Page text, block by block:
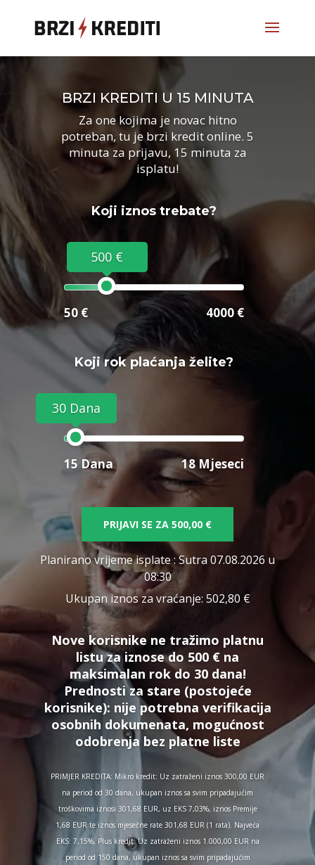
BRZI KREDITI U 15 MINUTA
Za one kojima je novac hitno
potreban, tu je brzi kredit online. 5
minuta za prijavu, 15 minuta za
isplatu!
Koji iznos trebate?
500 €
50 € 4000 €
Koji rok plaćanja želite?
30 Dana
15 Dana 18 Mjeseci
PRIJAVI SE ZA 500,00 €
Planirano vrijeme isplate: Sutra 07.08.2026 u
08:30
Ukupan iznos za vraćanje: 502,80 €
Nove korisnike ne tražimo platnu
listu za iznose do 500 € na
maksimalan rok do 30 dana!
Prednosti za stare (postojeće
korisnike): nije potrebna verifikacija
osobnih dokumenata, mogućnost
odobrenja bez platne liste
PRIMJER KREDITA: Mikro kredit: Uz zatraženi iznos 300,00 EUR
na period od 30 dana, ukupan iznos sa svim pripadajućim
troškovima iznosi 301,68 EUR, uz EKS 7,03%, iznos Premije
1,68 EUR te iznos mjesečne rate 301,68 EUR (1 rata). Najveća
EKS: 7,15%, Plus kredit: Uz zatraženi iznos 1.000,00 EUR na
period od 150 dana, ukupan iznos sa svim pripadajućim